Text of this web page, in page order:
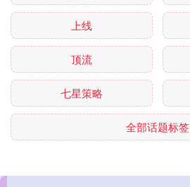
上线
顶流
七星策略
全部话题标签